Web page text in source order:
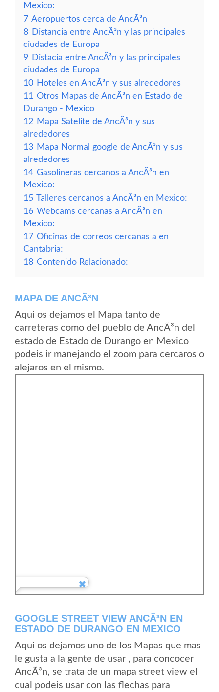
Mexico:
7 Aeropuertos cerca de AncÃ³n
8 Distancia entre AncÃ³n y las principales
ciudades de Europa
9 Distacia entre AncÃ³n y las principales
ciudades de Europa
10 Hoteles en AncÃ³n y sus alrededores
11 Otros Mapas de AncÃ³n en Estado de
Durango - Mexico
12 Mapa Satelite de AncÃ³n y sus
alrededores
13 Mapa Normal google de AncÃ³n y sus
alrededores
14 Gasolineras cercanos a AncÃ³n en
Mexico:
15 Talleres cercanos a AncÃ³n en Mexico:
16 Webcams cercanas a AncÃ³n en
Mexico:
17 Oficinas de correos cercanas a en
Cantabria:
18 Contenido Relacionado:
MAPA DE ANCÃ³N
Aqui os dejamos el Mapa tanto de
carreteras como del pueblo de AncÃ³n del
estado de Estado de Durango en Mexico
podeis ir manejando el zoom para cercaros o
alejaros en el mismo.
GOOGLE STREET VIEW ANCÃ³N EN
ESTADO DE DURANGO EN MEXICO
Aqui os dejamos uno de los Mapas que mas
le gusta a la gente de usar , para concocer
AncÃ³n, se trata de un mapa street view el
cual podeis usar con las flechas para